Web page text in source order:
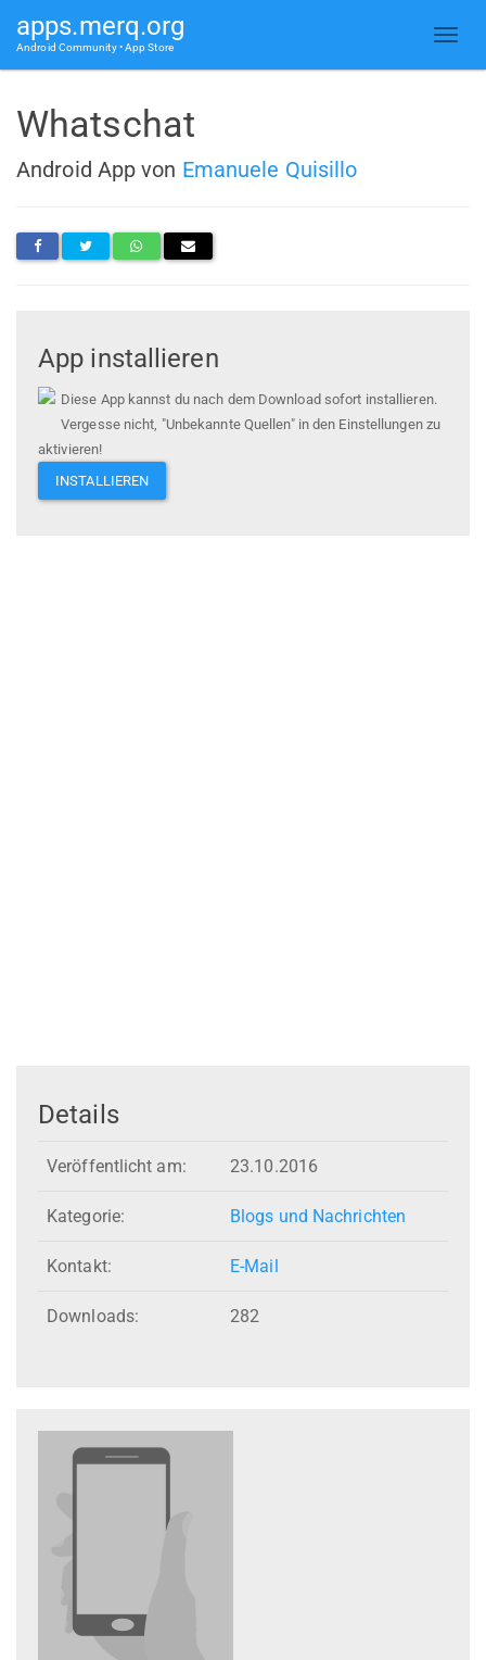
apps.merq.org
Android Community • App Store
Whatschat
Android App von Emanuele Quisillo
App installieren
Diese App kannst du nach dem Download sofort installieren.
Vergesse nicht, "Unbekannte Quellen" in den Einstellungen zu
aktivieren!
INSTALLIEREN
Details
Veröffentlicht am: 23.10.2016
Kategorie: Blogs und Nachrichten
Kontakt: E-Mail
Downloads: 282